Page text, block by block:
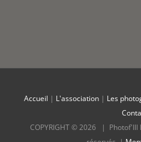
Accueil | L'association| Les
COPYRIGHT ©2026 | Photof'Ill